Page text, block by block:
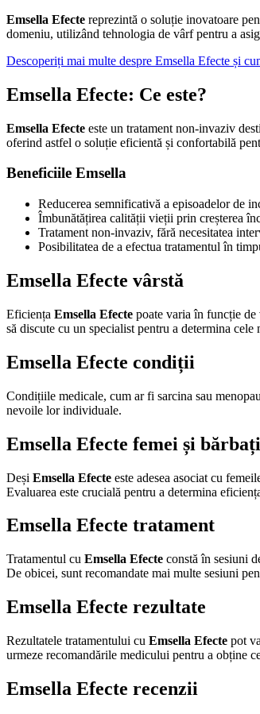
Emsella Efecte reprezintă o soluție inovatoare
domeniu, utilizând tehnologia de vârf pentru a
Descoperiți mai multe despre Emsella Efecte și
Emsella Efecte: Ce este?
Emsella Efecte este un tratament non-invaziv
oferind astfel o soluție eficientă și confortabilă
Beneficiile Emsella
Reducerea semnificativă a episoadelor de
Îmbunătățirea calității vieții prin creșterea
Tratament non-invaziv, fără necesitatea
Posibilitatea de a efectua tratamentul în
Emsella Efecte vârstă
Eficiența Emsella Efecte poate varia în funcție de
să discute cu un specialist pentru a determina
Emsella Efecte condiții
Condițiile medicale, cum ar fi sarcina sau
nevoile lor individuale.
Emsella Efecte femei și bărbați
Deși Emsella Efecte este adesea asociat cu
Evaluarea este crucială pentru a determina
Emsella Efecte tratament
Tratamentul cu Emsella Efecte constă în sesiuni
De obicei, sunt recomandate mai multe sesiuni
Emsella Efecte rezultate
Rezultatele tratamentului cu Emsella Efecte pot
urmeze recomandările medicului pentru a obține
Emsella Efecte recenzii